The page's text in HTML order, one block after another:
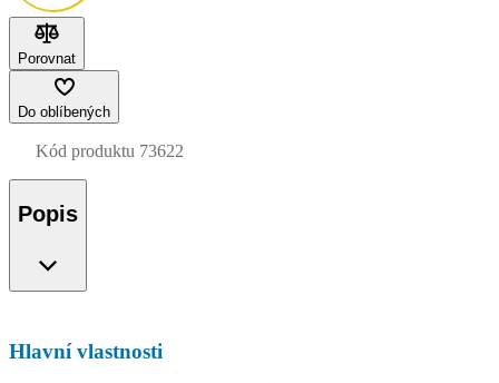
Porovnat
Do oblíbených
Kód produktu 73622
Popis
Hlavní vlastnosti